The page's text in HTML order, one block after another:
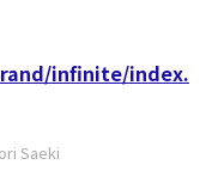
infinite/index.
Saeki